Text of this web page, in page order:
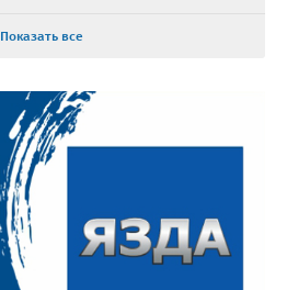
Показать все